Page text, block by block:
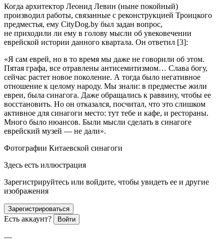
Когда архитектор Леонид Левин (ныне покойный)
производил работы, связанные с реконструкцией Троицкого
предместья, ему CityDog.by был задан вопрос,
не приходили ли ему в голову мысли об увековечении
еврейской истории данного квартала. Он ответил [3]:
«Я сам еврей, но в то время мы даже не говорили об этом.
Пятая графа, все отравлены антисемитизмом… Слава богу,
сейчас растет новое поколение. А тогда было негативное
отношение к целому народу. Мы знали: в предместье жили
евреи, была синагога. Даже обращались к раввину, чтобы ее
восстановить. Но он отказался, посчитал, что это слишком
активное для синагоги место: тут тебе и кафе, и рестораны.
Много было нюансов. Были мысли сделать в синагоге
еврейский музей — не дали».
Фотографии Китаевской синагоги
Здесь есть иллюстрация
Зарегистрируйтесь или войдите, чтобы увидеть ее и другие
изображения
Зарегистрироваться
Есть аккаунт? Войти
—